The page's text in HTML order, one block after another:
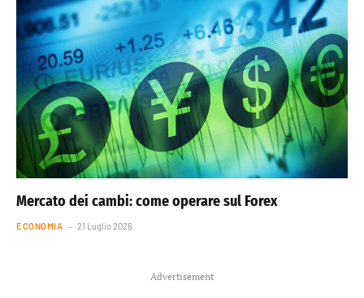
Mercato dei cambi: come operare sul Forex
ECONOMIA 21 Luglio 2026
Advertisement